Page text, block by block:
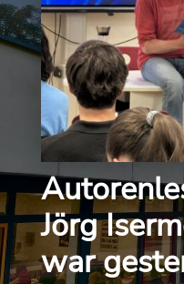
Jörg
war